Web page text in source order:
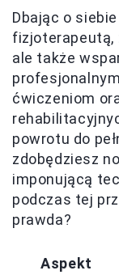
Dbając o
fizjoterapeutą,
ale także
ćwiczeniom
powrotu do
zdobędziesz
imponującą
podczas tej
prawda?
Aspekt